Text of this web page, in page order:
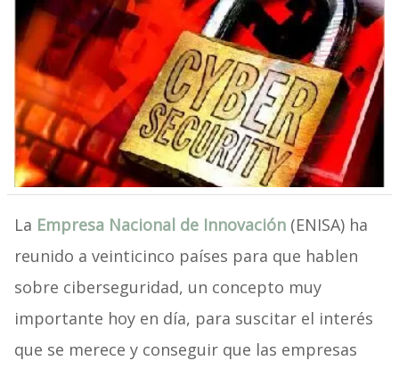
La Empresa Nacional de Innovación(ENISA) ha
reunido a veinticinco países para que hablen
sobre ciberseguridad, un concepto muy
importante hoy en día, para suscitar el interés
que se merece y conseguir que las empresas